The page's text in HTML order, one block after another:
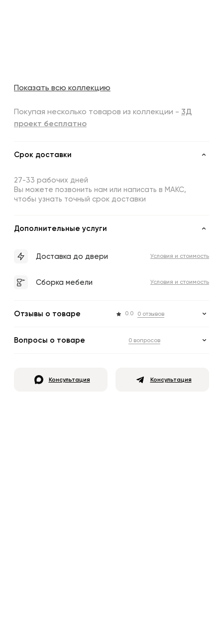
Показать всю коллекцию
Покупая несколько товаров из коллекции - 3Д
проект бесплатно
Срок доставки
27-33 рабочих дней
Вы можете позвонить нам или написать в МАКС,
чтобы узнать точный срок доставки
Дополнительные услуги
Доставка до двери Условия и стоимость
Сборка мебели Условия и стоимость
Отзывы о товаре 0.0 0 отзывов
Вопросы о товаре 0 вопросов
Консультация Консультация